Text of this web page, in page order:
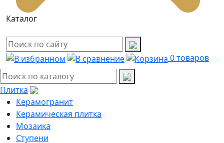
Каталог
0товаров
Плитка
Керамогранит
Керамическая плитка
Мозаика
Ступени